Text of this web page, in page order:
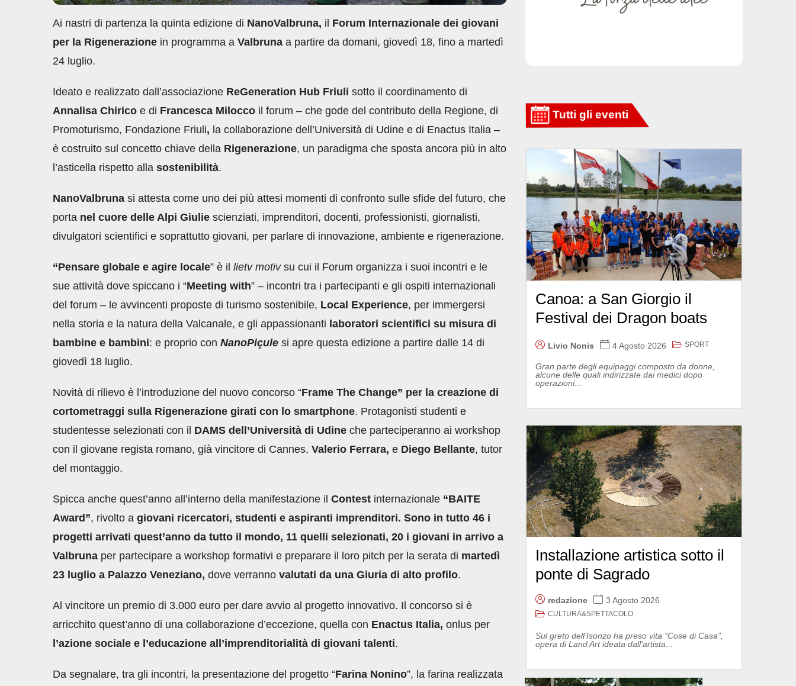
Ai nastri di partenza la quinta edizione di NanoValbruna, il Forum Internazionale dei giovani
per la Rigenerazione in programma a Valbruna a partire da domani, giovedì 18, fino a martedì
24 luglio.
Ideato e realizzato dall’associazione ReGeneration Hub Friuli sotto il coordinamento di
Annalisa Chirico e di Francesca Milocco il forum – che gode del contributo della Regione, di
Promoturismo, Fondazione Friuli, la collaborazione dell’Università di Udine e di Enactus Italia –
è costruito sul concetto chiave della Rigenerazione, un paradigma che sposta ancora più in alto
l’asticella rispetto alla sostenibilità.
NanoValbruna si attesta come uno dei più attesi momenti di confronto sulle sfide del futuro, che
porta nel cuore delle Alpi Giulie scienziati, imprenditori, docenti, professionisti, giornalisti,
divulgatori scientifici e soprattutto giovani, per parlare di innovazione, ambiente e rigenerazione.
“Pensare globale e agire locale” è il lietv motivsu cui il Forum organizza i suoi incontri e le
sue attività dove spiccano i “Meeting with” – incontri tra i partecipanti e gli ospiti internazionali
del forum – le avvincenti proposte di turismo sostenibile, Local Experience, per immergersi
nella storia e la natura della Valcanale, e gli appassionanti laboratori scientifici su misura di
bambine e bambini: e proprio con NanoPiçule si apre questa edizione a partire dalle 14 di
giovedì 18 luglio.
Novità di rilievo è l’introduzione del nuovo concorso “Frame The Change” per la creazione di
cortometraggi sulla Rigenerazione girati con lo smartphone. Protagonisti studenti e
studentesse selezionati con il DAMS dell’Università di Udine che parteciperanno ai workshop
con il giovane regista romano, già vincitore di Cannes, Valerio Ferrara, e Diego Bellante, tutor
del montaggio.
Spicca anche quest’anno all’interno della manifestazione il Contest internazionale “BAITE
Award”, rivolto a giovani ricercatori, studenti e aspiranti imprenditori. Sono in tutto 46 i
progetti arrivati quest’anno da tutto il mondo, 11 quelli selezionati, 20 i giovani in arrivo a
Valbruna per partecipare a workshop formativi e preparare il loro pitch per la serata di martedì
23 luglio a Palazzo Veneziano, dove verranno valutati da una Giuria di alto profilo.
Al vincitore un premio di 3.000 euro per dare avvio al progetto innovativo. Il concorso si è
arricchito quest’anno di una collaborazione d’eccezione, quella con Enactus Italia, onlus per
l’azione sociale e l’educazione all’imprenditorialità di giovani talenti.
Da segnalare, tra gli incontri, la presentazione del progetto “Farina Nonino”, la farina realizzata
Canoa: a San Giorgio il
Festival dei Dragon boats
Livio Nonis 4 Agosto 2026 SPORT
Gran parte degli equipaggi composto da donne,
alcune delle quali indirizzate dai medici dopo
operazioni...
Installazione artistica sotto il
ponte di Sagrado
redazione 3 Agosto 2026
CULTURA&SPETTACOLO
Sul greto dell’Isonzo ha preso vita “Cose di Casa”,
opera di Land Art ideata dall’artista...